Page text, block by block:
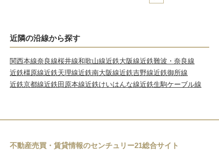
近隣の沿線から探す
関西本線奈良線桜井線和歌山線近鉄大阪線近鉄難波・奈良線
近鉄橿原線近鉄天理線近鉄南大阪線近鉄吉野線近鉄御所線
近鉄京都線近鉄田原本線近鉄けいはんな線近鉄生駒ケーブル線
不動産売買・賃貸情報のセンチュリー21総合サイト